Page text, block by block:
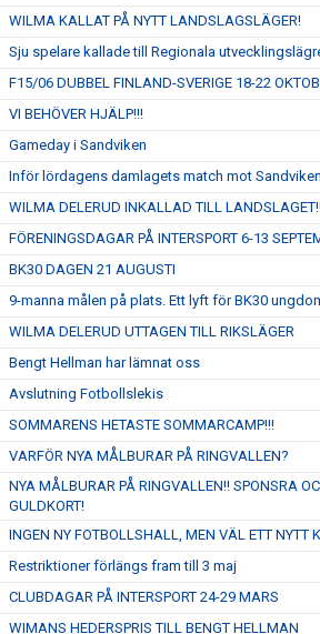
WILMA KALLAT PÅ NYTT LANDSLAGSLÄGER!
Sju spelare kallade till Regionala
F15/06 DUBBEL FINLAND-SVERIGE 18-22
VI BEHÖVER HJÄLP!!!
Gameday i Sandviken
Inför lördagens damlagets match mot Sandviken
WILMA DELERUD INKALLAD TILL
FÖRENINGSDAGAR PÅ INTERSPORT 6-13
BK30 DAGEN 21 AUGUSTI
9-manna målen på plats. Ett lyft för BK30
WILMA DELERUD UTTAGEN TILL RIKSLÄGER
Bengt Hellman har lämnat oss
Avslutning Fotbollslekis
SOMMARENS HETASTE SOMMARCAMP!!!
VARFÖR NYA MÅLBURAR PÅ RINGVALLEN?
NYA MÅLBURAR PÅ RINGVALLEN!! SPONSRA
GULDKORT!
INGEN NY FOTBOLLSHALL, MEN VÄL ETT NYTT
Restriktioner förlängs fram till 3 maj
CLUBDAGAR PÅ INTERSPORT 24-29 MARS
WIMANS HEDERSPRIS TILL BENGT HELLMAN